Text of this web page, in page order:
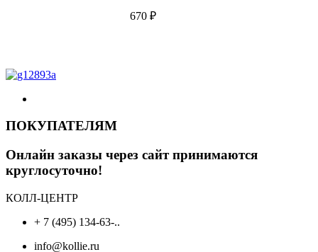
670₽
ПОКУПАТЕЛЯМ
Онлайн заказы через сайт принимаются
круглосуточно!
КОЛЛ-ЦЕНТР
+ 7 (495) 134-63-..
info@kollie.ru